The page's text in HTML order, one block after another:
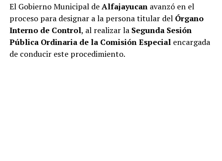
El Gobierno Municipal deAlfajayucanavanzó en el
proceso para designar a la persona titular del Órgano
Interno de Control, al realizar la Segunda Sesión
Pública Ordinaria de la Comisión Especialencargada
de conducir este procedimiento.